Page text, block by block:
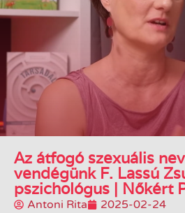
Az átfogó szexuális
vendégünk F. Lassú
pszichológus | Nőkért
Antoni Rita
2025-02-24